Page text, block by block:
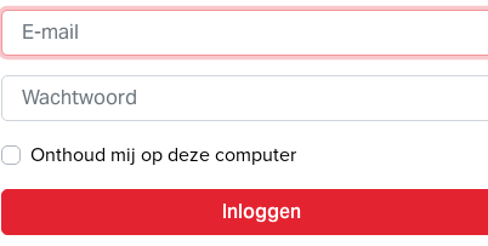
E-mail
Wachtwoord
Onthoud mij op deze computer
Inloggen